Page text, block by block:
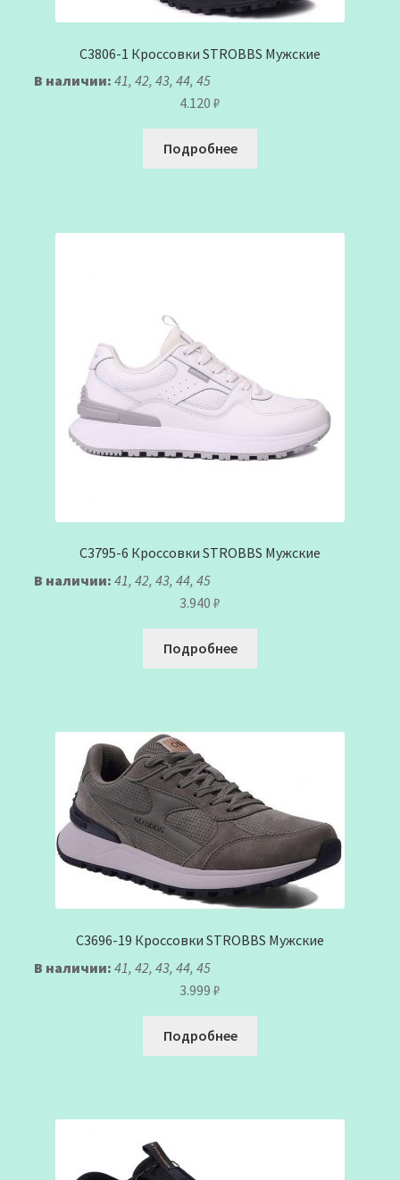
C3806-1 Кроссовки STROBBS Мужские
В наличии: 41, 42, 43, 44, 45
4.120 ₽
Подробнее
C3795-6 Кроссовки STROBBS Мужские
В наличии: 41, 42, 43, 44, 45
3.940 ₽
Подробнее
C3696-19 Кроссовки STROBBS Мужские
В наличии: 41, 42, 43, 44, 45
3.999 ₽
Подробнее